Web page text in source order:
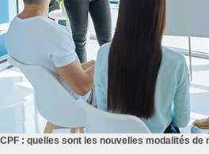
CPF : quelles sont les nouvelles modalités de